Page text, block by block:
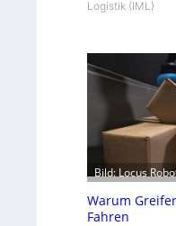
Logistik (IML)
Bild: Locus
Warum
Fahren